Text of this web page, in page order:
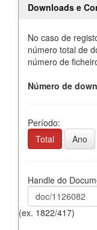
Downloads e
No caso de
número total de
número de
Número de
Período:
Total
Ano
Handle do
(ex. 1822/417)